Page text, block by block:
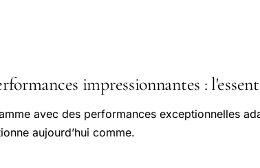
impressionnantes :
avec des performances exceptionnelles
aujourd’hui comme.